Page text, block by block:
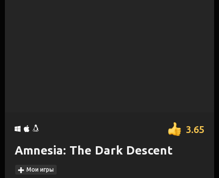
3.65
Amnesia: The Dark Descent
Мои игры